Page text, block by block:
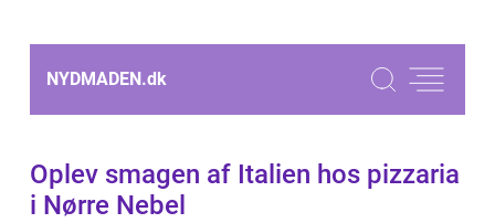
NYDMADEN.dk
Oplev smagen af Italien hos pizzaria
i Nørre Nebel